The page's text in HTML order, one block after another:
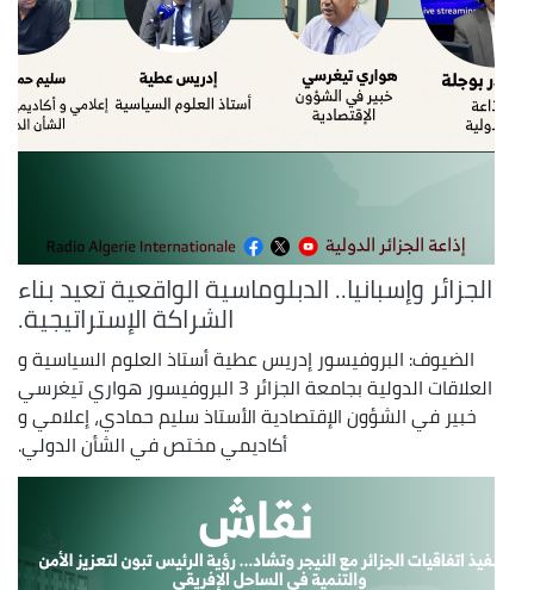
الجزائر وإسبانيا.. الدبلوماسية الواقعية تعيد بناء
الشراكة الإستراتيجية.
الضيوف: البروفيسور إدريس عطية أستاذ العلوم السياسية و
العلاقات الدولية بجامعة الجزائر 3 البروفيسور هواري تيغرسي
خبير في الشؤون الإقتصادية الأستاذ سليم حمادي، إعلامي و
أكاديمي مختص في الشأن الدولي.